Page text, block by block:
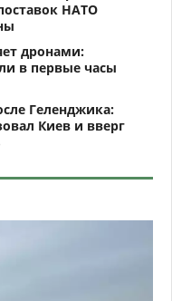
НАТО
дронами:
в первые часы
Геленджика:
Киев и вверг